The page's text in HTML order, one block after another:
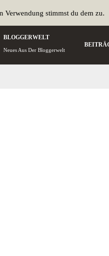
BLOGGERWELT
Neues Aus Der Bloggerwelt
Verwendung stimmst du dem zu.